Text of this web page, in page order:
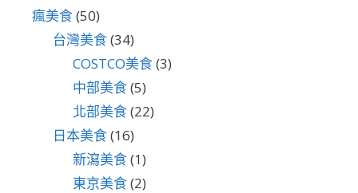
瘋美食(50)
台灣美食(34)
COSTCO美食(3)
中部美食(5)
北部美食(22)
日本美食(16)
新瀉美食(1)
東京美食(2)